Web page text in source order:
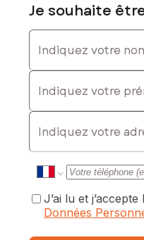
Je souhaite
Indiquez votre nom
Indiquez votre prénom
E-mail
J’ai lu et j’accepte
Données